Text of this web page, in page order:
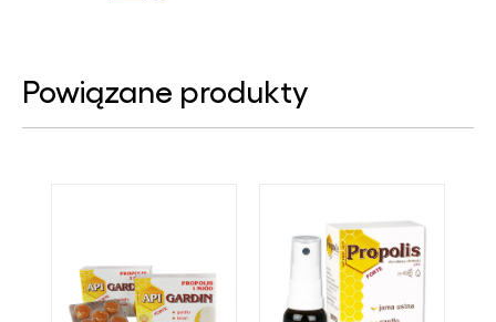
Powiązane produkty